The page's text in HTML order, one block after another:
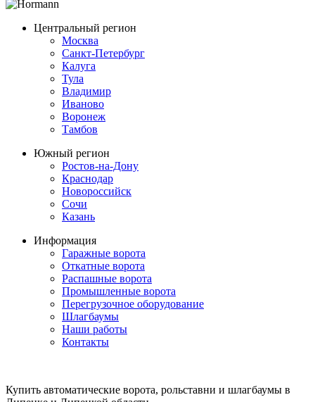
Центральный регион
Москва
Санкт-Петербург
Калуга
Тула
Владимир
Иваново
Воронеж
Тамбов
Южный регион
Ростов-на-Дону
Краснодар
Новороссийск
Сочи
Казань
Информация
Гаражные ворота
Откатные ворота
Распашные ворота
Промышленные ворота
Перегрузочное оборудование
Шлагбаумы
Наши работы
Контакты
Купить автоматические ворота, рольставни и шлагбаумы в